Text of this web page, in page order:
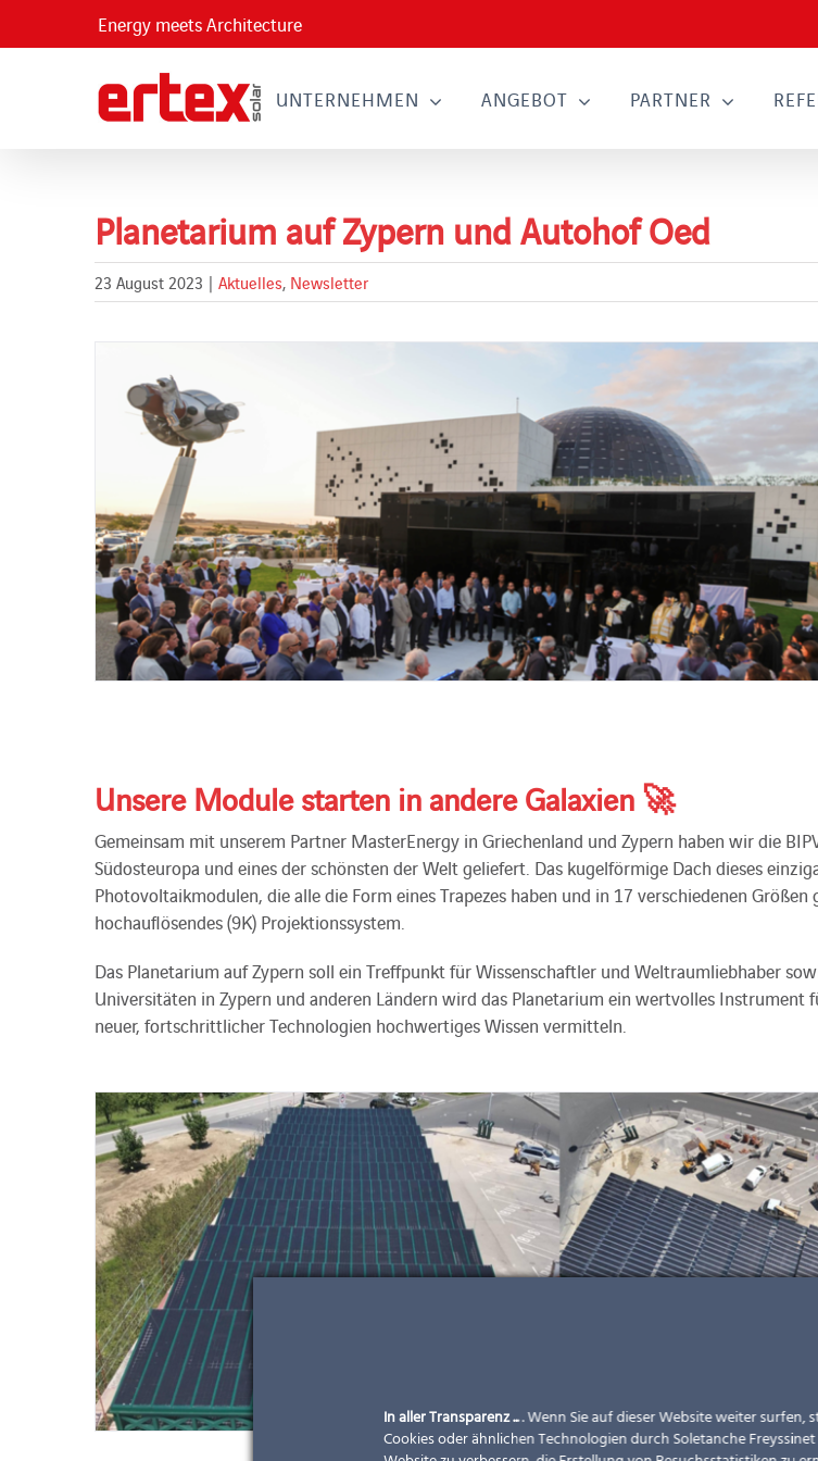
Energy meets Architecture
UNTERNEHMEN ANGEBOT PARTNER
Planetarium auf Zypern und Autohof Oed
23 August 2023 | Aktuelles, Newsletter
Unsere Module starten in andere Galaxien 🚀
Gemeinsam mit unserem Partner MasterEnergy in Griechenland und Zypern haben wir die
Südosteuropa und eines der schönsten der Welt geliefert. Das kugelförmige Dach dieses
Photovoltaikmodulen, die alle die Form eines Trapezes haben und in 17 verschiedenen
hochauflösendes (9K) Projektionssystem.
Das Planetarium auf Zypern soll ein Treffpunkt für Wissenschaftler und Weltraumliebhaber
Universitäten in Zypern und anderen Ländern wird das Planetarium ein wertvolles
neuer, fortschrittlicher Technologien hochwertiges Wissen vermitteln.
In aller Transparenz .... Wenn Sie auf dieser Website weiter surfen,
Cookies oder ähnlichen Technologien durch Soletanche